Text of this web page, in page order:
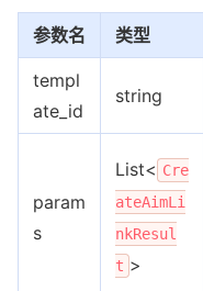
参数名 类型
templ
ate_id
string
param
s
List< Cre
ateAimLi
nkResul
t >